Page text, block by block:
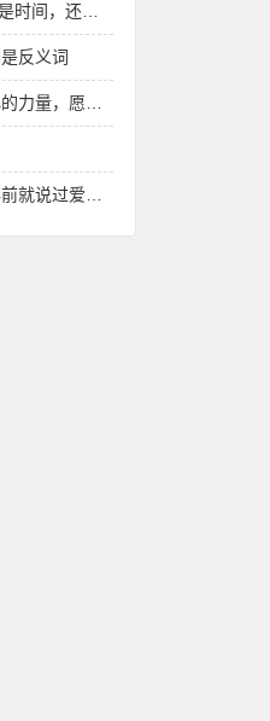
还有曾经的我
反义词
的人性一起泯灭吧！
路过没遇过，回头转头还是错。你我不曾感受过，相撞在街口，相撞在街口。